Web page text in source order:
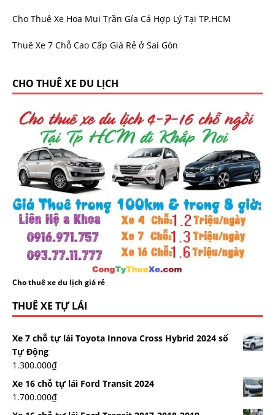
Cho Thuê Xe Hoa Mui Trần Gía Cả Hợp Lý Tại TP.HCM
Thuê Xe 7 Chỗ Cao Cấp Giá Rẻ ở Sai Gòn
CHO THUÊ XE DU LỊCH
Cho thuê xe du lịch giá rẻ
THUÊ XE TỰ LÁI
Xe 7 chỗ tự lái Toyota Innova Cross Hybrid 2024 số
Tự Động
1.300.000₫
Xe 16 chỗ tự lái Ford Transit 2024
1.700.000₫